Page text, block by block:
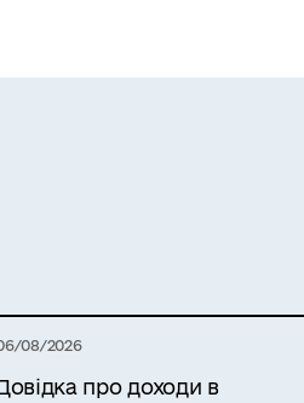
08/2026
про доходи в